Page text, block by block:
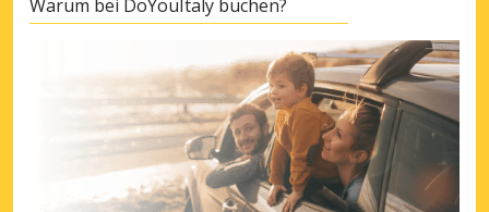
Warum bei DoYouItaly buchen?